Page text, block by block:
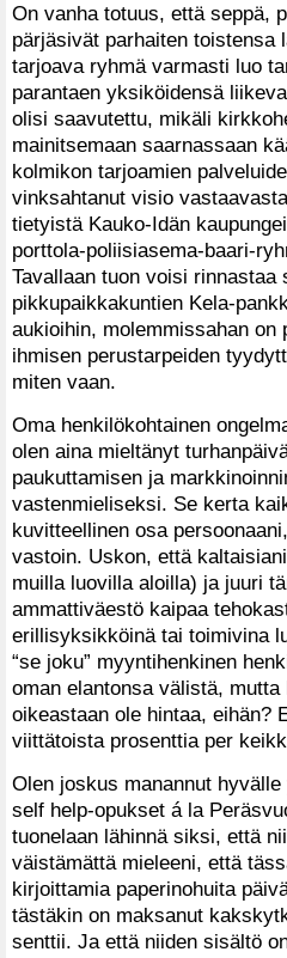
On vanha totuus, että seppä,
pärjäsivät parhaiten toistensa
tarjoava ryhmä varmasti luo
parantaen yksiköidensä
olisi saavutettu, mikäli
mainitsemaan saarnassaan
kolmikon tarjoamien
vinksahtanut visio
tietyistä Kauko-Idän
porttola-poliisiasema-baari-
Tavallaan tuon voisi rinnastaa
pikkupaikkakuntien Kela-
aukioihin, molemmissahan
ihmisen perustarpeiden
miten vaan.
Oma henkilökohtainen
olen aina mieltänyt
paukuttamisen ja
vastenmieliseksi. Se kerta
kuvitteellinen osa
vastoin. Uskon, että
muilla luovilla aloilla) ja juuri
ammattiväestö kaipaa
erillisyksikköinä tai toimivina
“se joku” myyntihenkinen
oman elantonsa välistä,
oikeastaan ole hintaa, eihän?
viittätoista prosenttia per
Olen joskus manannut
self help-opukset á la
tuonelaan lähinnä siksi, että
väistämättä mieleeni, että
kirjoittamia paperinohuita
tästäkin on maksanut
senttii. Ja että niiden sisältö